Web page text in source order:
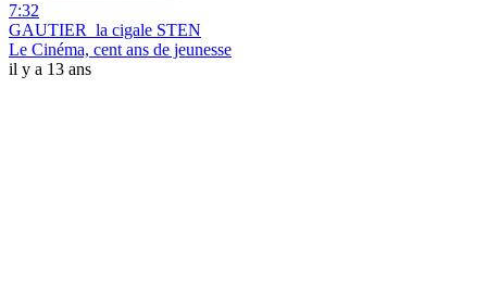
7:32
GAUTIER_la cigale STEN
Le Cinéma, cent ans de jeunesse
il y a 13 ans